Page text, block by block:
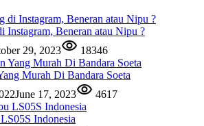
Instagram, Beneran atau Nipu ?
29, 2023 18346
Murah Di Bandara Soeta
June 17, 2023 4617
Indonesia